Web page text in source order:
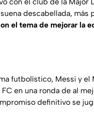
descabellada, más
el tema de mejorar la
futbolístico, Messi y
en una ronda de al
definitivo se